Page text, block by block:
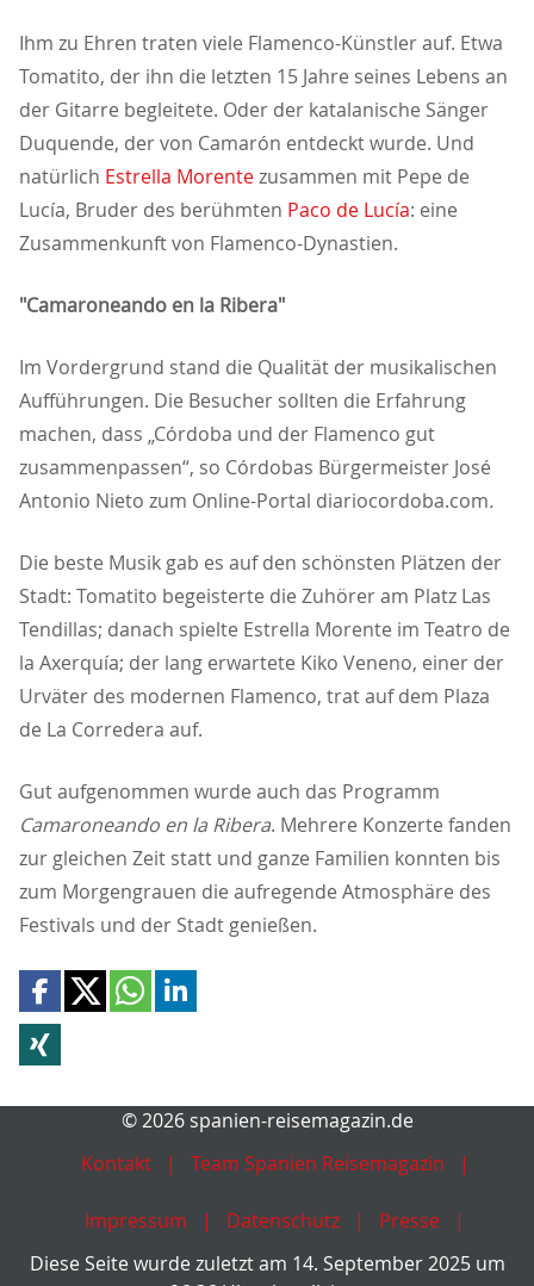
Ihm zu Ehren traten viele Flamenco-Künstler auf. Etwa
Tomatito, der ihn die letzten 15 Jahre seines Lebens an
der Gitarre begleitete. Oder der katalanische Sänger
Duquende, der von Camarón entdeckt wurde. Und
natürlich Estrella Morentezusammen mit Pepe de
Lucía, Bruder des berühmten Paco de Lucía: eine
Zusammenkunft von Flamenco-Dynastien.
"Camaroneando en la Ribera"
Im Vordergrund stand die Qualität der musikalischen
Aufführungen. Die Besucher sollten die Erfahrung
machen, dass „Córdoba und der Flamenco gut
zusammenpassen“, so Córdobas Bürgermeister José
Antonio Nieto zum Online-Portal diariocordoba.com.
Die beste Musik gab es auf den schönsten Plätzen der
Stadt: Tomatito begeisterte die Zuhörer am Platz Las
Tendillas; danach spielte Estrella Morente im Teatro de
la Axerquía; der lang erwartete Kiko Veneno, einer der
Urväter des modernen Flamenco, trat auf dem Plaza
de La Corredera auf.
Gut aufgenommen wurde auch das Programm
Camaroneando en la Ribera. Mehrere Konzerte fanden
zur gleichen Zeit statt und ganze Familien konnten bis
zum Morgengrauen die aufregende Atmosphäre des
Festivals und der Stadt genießen.
© 2026 spanien-reisemagazin.de
Kontakt
Team Spanien Reisemagazin
Impressum Datenschutz
Presse
Diese Seite wurde zuletzt am 14. September 2025 um